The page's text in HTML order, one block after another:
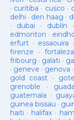
· curitiba · cusco ·
delhi · den haag ·
· dubai · dublín
edmonton ·
erfurt· essaouira ·
firenze ·fortaleza
fribourg · galati ·
· geneve · genova ·
gold coast ·
grenoble ·
guatemala ·
guinea bissau ·
haiti · halifax ·